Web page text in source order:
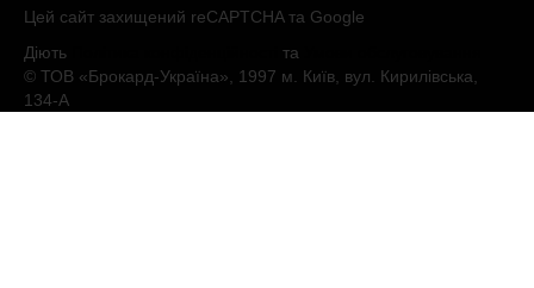
Цей сайт захищений reCAPTCHA та Google
Діють
та
© ТОВ «Брокард-Україна», 1997 м. Київ, вул. Кирилівська,
134-А